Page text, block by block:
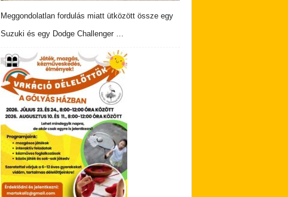
Meggondolatlan fordulás miatt ütközött össze egy
Suzuki és egy Dodge Challenger …